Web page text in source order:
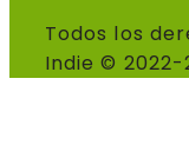
Todos los
Indie © 2022-